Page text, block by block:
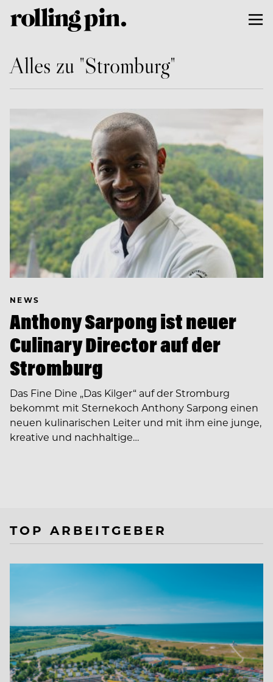
Alles zu "Stromburg"
NEWS
Anthony Sarpong ist neuer
Culinary Director auf der
Stromburg
Das Fine Dine „Das Kilger“ auf der Stromburg
bekommt mit Sternekoch Anthony Sarpong einen
neuen kulinarischen Leiter und mit ihm eine junge,
kreative und nachhaltige…
TOP ARBEITGEBER